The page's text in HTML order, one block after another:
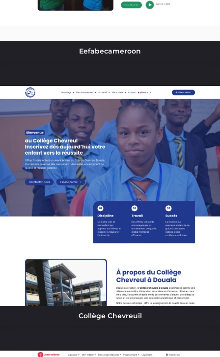
Eefabecameroon
Collège Chevreuil